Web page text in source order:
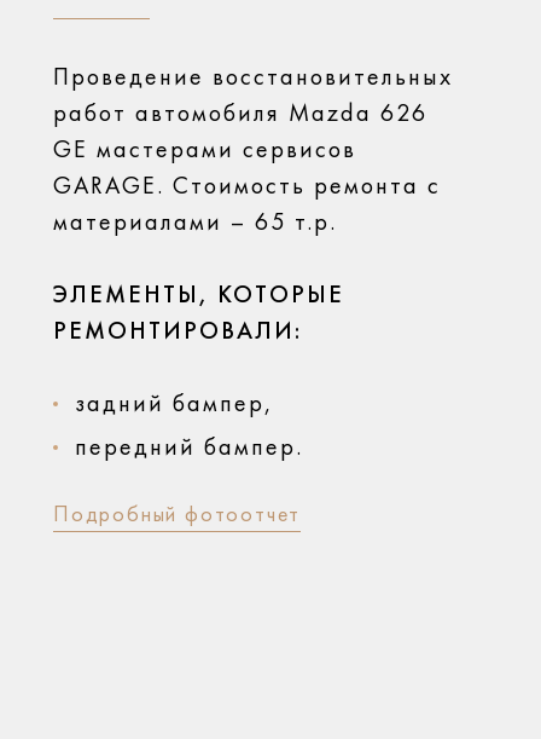
Проведение восстановительных
работ автомобиля Mazda 626
GE мастерами сервисов
GARAGE. Стоимость ремонта с
материалами – 65 т.р.
ЭЛЕМЕНТЫ, КОТОРЫЕ
РЕМОНТИРОВАЛИ:
задний бампер,
передний бампер.
Подробный фотоотчет